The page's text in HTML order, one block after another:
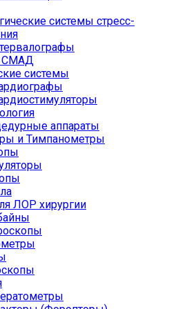
системы стресс-
СМАД
системы
аппараты
и Тимпанометры
ЛОР хирургии